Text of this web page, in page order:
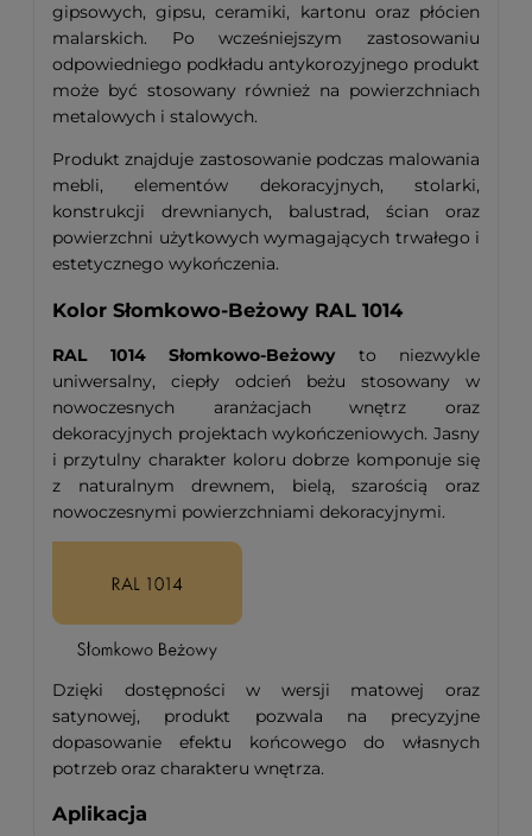
gipsowych, gipsu, ceramiki, kartonu oraz płócien
malarskich. Po wcześniejszym zastosowaniu
odpowiedniego podkładu antykorozyjnego produkt
może być stosowany również na powierzchniach
metalowych i stalowych.
Produkt znajduje zastosowanie podczas malowania
mebli, elementów dekoracyjnych, stolarki,
konstrukcji drewnianych, balustrad, ścian oraz
powierzchni użytkowych wymagających trwałego i
estetycznego wykończenia.
Kolor Słomkowo-Beżowy RAL 1014
RAL 1014 Słomkowo-Beżowyto niezwykle
uniwersalny, ciepły odcień beżu stosowany w
nowoczesnych aranżacjach wnętrz oraz
dekoracyjnych projektach wykończeniowych. Jasny
i przytulny charakter koloru dobrze komponuje się
z naturalnym drewnem, bielą, szarością oraz
nowoczesnymi powierzchniami dekoracyjnymi.
Dzięki dostępności w wersji matowej oraz
satynowej, produkt pozwala na precyzyjne
dopasowanie efektu końcowego do własnych
potrzeb oraz charakteru wnętrza.
Aplikacja